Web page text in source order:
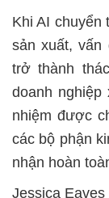
Khi AI
sản xuất, vấn
trở thành
doanh
nhiệm được
các bộ phận
nhận hoàn
Jessica